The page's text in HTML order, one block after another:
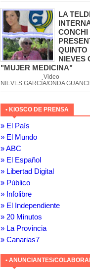
LA
CONCHI
QUINTO
NIEVES
"MUJER MEDICINA"
Video
NIEVES GARCÍA/ONDA
• KIOSCO DE PRENSA
» El País
» El Mundo
» ABC
» El Español
» Libertad Digital
» Público
» Infolibre
» El Independiente
» 20 Minutos
» La Provincia
» Canarias7
• ANUNCIANTES/